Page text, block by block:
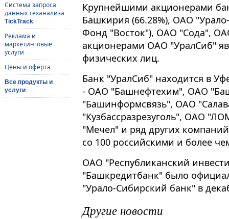
Система запроса
данных теханализа
TickTrack
Реклама и
маркетинговые
услуги
Цены и оферта
Все продукты и
услуги
Крупнейшими акционерами
Башкирия (66.28%), ОАО
Фонд "Восток"), ОАО "Сода",
акционерами ОАО "УралСиб"
физических лиц.
Банк "УралСиб" находится в
- ОАО "Башнефтехим", ОАО
"Башинформсвязь", ОАО
"Кузбассразрезуголь", ОАО
"Мечел" и ряд других
со 100 российскими и более
ОАО "Республиканский
"Башкредитбанк" было
"Урало-Сибирский банк" в
Другие новости